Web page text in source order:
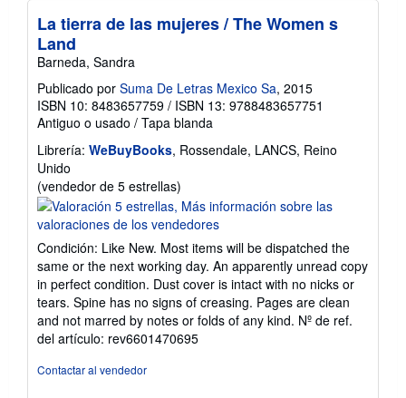
La tierra de las mujeres / The Women s
Land
Barneda, Sandra
Publicado por Suma De Letras Mexico Sa, 2015
ISBN 10: 8483657759 / ISBN 13: 9788483657751
Antiguo o usado / Tapa blanda
Librería: WeBuyBooks, Rossendale, LANCS, Reino
Unido
(vendedor de 5 estrellas)
del
vendedor:
5
de
5
estrellas
Condición: Like New. Most items will be dispatched the
same or the next working day. An apparently unread copy
in perfect condition. Dust cover is intact with no nicks or
tears. Spine has no signs of creasing. Pages are clean
and not marred by notes or folds of any kind. Nº de ref.
del artículo: rev6601470695
Contactar al vendedor